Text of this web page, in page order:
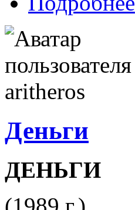
Деньги
ДЕНЬГИ